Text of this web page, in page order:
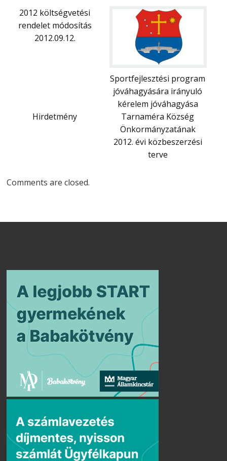
2012 költségvetési
rendelet módosítás
2012.09.12.
Sportfejlesztési program
jóváhagyására irányuló
kérelem jóváhagyása
Hirdetmény
Tarnaméra Község
Önkormányzatának
2012. évi közbeszerzési
terve
Comments are closed.